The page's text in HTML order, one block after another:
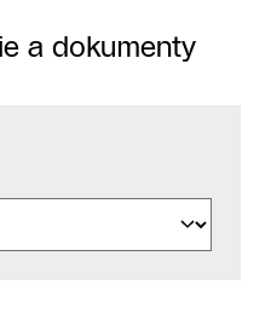
a dokumenty